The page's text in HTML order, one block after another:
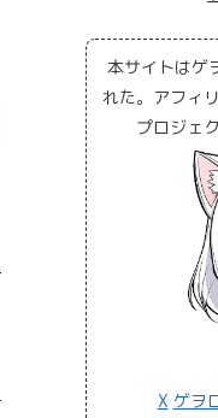
本サイトはゲ
れた。アフィ
プロジェ
X ゲヲ